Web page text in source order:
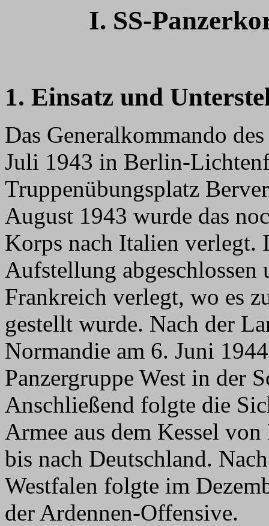
I. SS-
1. Einsatz und
Das Generalkommando
Juli 1943 in Berlin-
Truppenübungsplatz
August 1943 wurde das
Korps nach Italien verlegt.
Aufstellung abgeschlossen
Frankreich verlegt, wo es
gestellt wurde. Nach der
Normandie am 6. Juni
Panzergruppe West in der
Anschließend folgte die
Armee aus dem Kessel
bis nach Deutschland.
Westfalen folgte im
der Ardennen-Offensive.